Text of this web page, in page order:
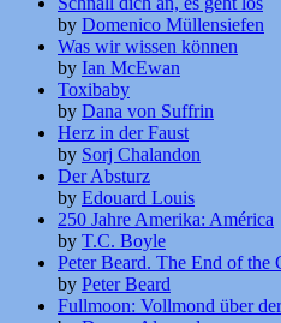
by Domenico Müllensiefen
Was wir wissen können
by Ian McEwan
Toxibaby
by Dana von Suffrin
Herz in der Faust
by Sorj Chalandon
Der Absturz
by Edouard Louis
250 Jahre Amerika: América
by T.C. Boyle
Peter Beard. The End of the
by Peter Beard
Fullmoon: Vollmond über